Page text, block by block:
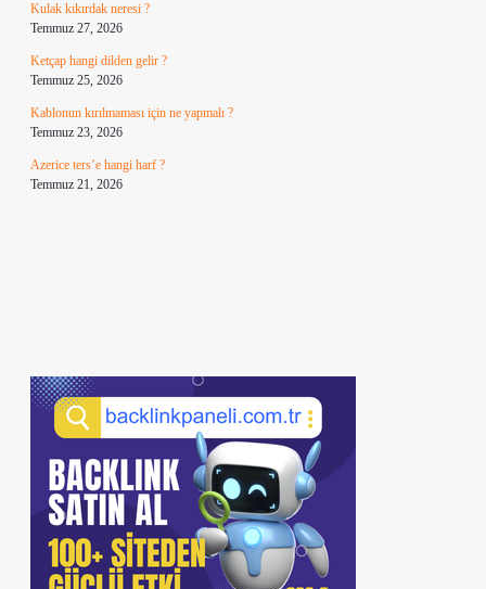
Kulak kıkırdak neresi ?
Temmuz 27, 2026
Ketçap hangi dilden gelir ?
Temmuz 25, 2026
Kablonun kırılmaması için ne yapmalı ?
Temmuz 23, 2026
Azerice ters’e hangi harf ?
Temmuz 21, 2026